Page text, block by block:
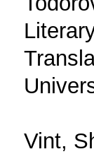
Vint,